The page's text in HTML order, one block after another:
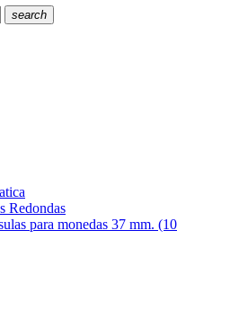
search
Redondas
para monedas 37 mm. (10